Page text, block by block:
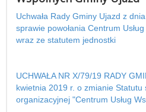
Uchwała Rady Gminy Ujazd z
sprawie powołania Centrum
wraz ze statutem jednostki
UCHWAŁA NR X/79/19 RADY
kwietnia 2019 r. o zmianie
organizacyjnej "Centrum Usług